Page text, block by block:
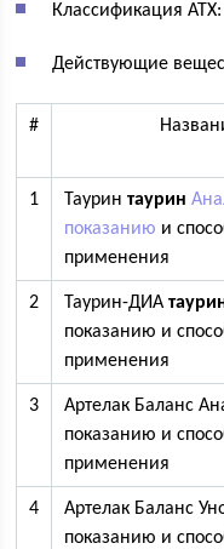
Классификация
Действующие
#
1 Тауринтаурин
показанию и
применения
2 Таурин-ДИА
показанию и
применения
3
Артелак Баланс
показанию и
применения
4
Артелак Баланс
показанию и